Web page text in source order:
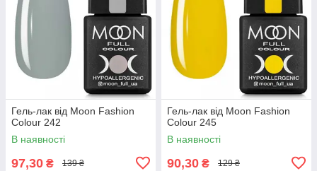
Гель-лак від Moon Fashion
Colour 242
В наявності
97,30 ₴ 139 ₴
Гель-лак від Moon Fashion
Colour 245
В наявності
90,30 ₴ 129 ₴